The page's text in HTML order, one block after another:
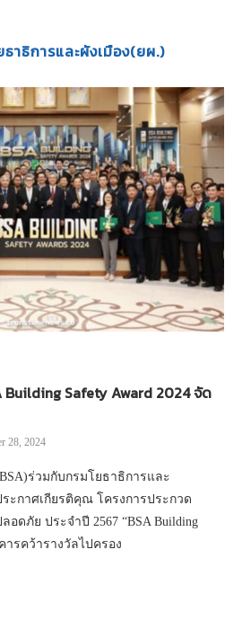
าธิการและผังเมือง(ยผ.)
Building Safety Award 2024 จัด
28, 2024
ร่วมกับกรมโยธาธิการและ
ะกาศเกียรติคุณ โครงการประกวด
ดภัย ประจำปี 2567 “BSA Building
ารคว้ารางวัลไปครอง